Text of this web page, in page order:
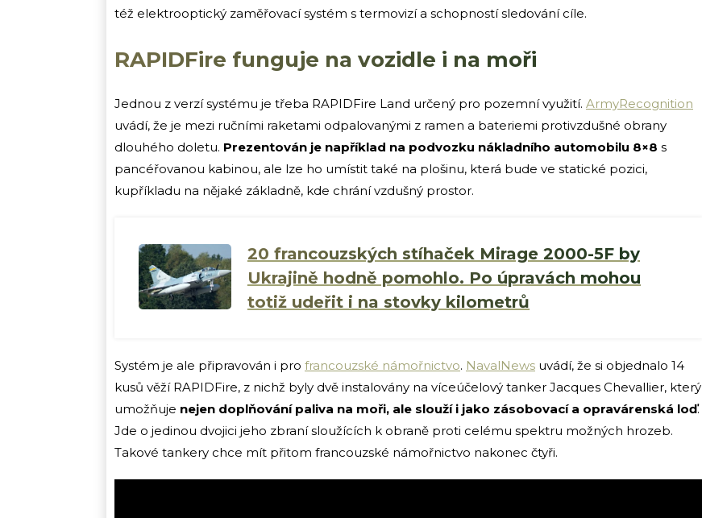
též elektrooptický zaměřovací systém s termovizí a schopností sledování cíle.
RAPIDFire funguje na vozidle i na moři
Jednou z verzí systému je třeba RAPIDFire Land určený pro pozemní využití. ArmyRecognition
uvádí, že je mezi ručními raketami odpalovanými z ramen a bateriemi protivzdušné obrany
dlouhého doletu. Prezentován je například na podvozku nákladního automobilu 8×8 s
pancéřovanou kabinou, ale lze ho umístit také na plošinu, která bude ve statické pozici,
kupříkladu na nějaké základně, kde chrání vzdušný prostor.
20 francouzských stíhaček Mirage 2000-5F by
Ukrajině hodně pomohlo. Po úpravách mohou
totiž udeřit i na stovky kilometrů
Systém je ale připravován i pro francouzské námořnictvo. NavalNews uvádí, že si objednalo 14
kusů věží RAPIDFire, z nichž byly dvě instalovány na víceúčelový tanker Jacques Chevallier, který
umožňuje nejen doplňování paliva na moři, ale slouží i jako zásobovací a opravárenská loď.
Jde o jedinou dvojici jeho zbraní sloužících k obraně proti celému spektru možných hrozeb.
Takové tankery chce mít přitom francouzské námořnictvo nakonec čtyři.